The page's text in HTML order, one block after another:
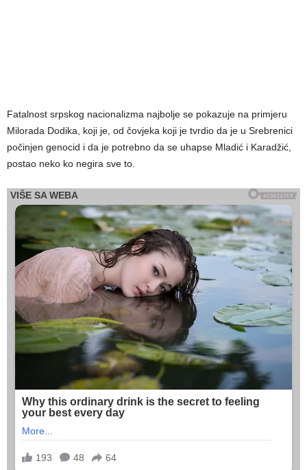
Fatalnost srpskog nacionalizma najbolje se pokazuje na primjeru
Milorada Dodika, koji je, od čovjeka koji je tvrdio da je u Srebrenici
počinjen genocid i da je potrebno da se uhapse Mladić i Karadžić,
postao neko ko negira sve to.